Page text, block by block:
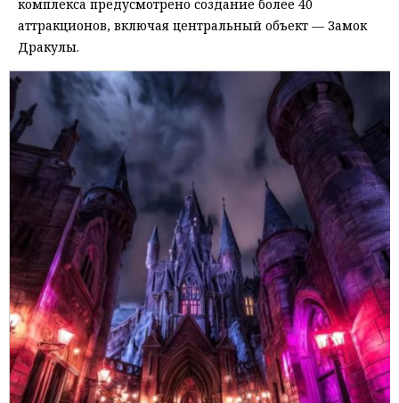
комплекса предусмотрено создание более 40
аттракционов, включая центральный объект — Замок
Дракулы.